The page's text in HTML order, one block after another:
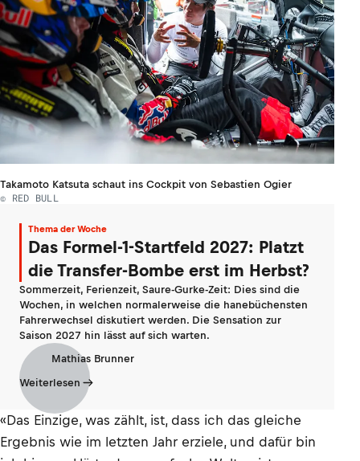
Takamoto Katsuta schaut ins Cockpit von Sebastien Ogier
© RED BULL
Thema der Woche
Das Formel-1-Startfeld 2027: Platzt
die Transfer-Bombe erst im Herbst?
Sommerzeit, Ferienzeit, Saure-Gurke-Zeit: Dies sind die
Wochen, in welchen normalerweise die hanebüchensten
Fahrerwechsel diskutiert werden. Die Sensation zur
Saison 2027 hin lässt auf sich warten.
Mathias Brunner
Weiterlesen
«Das Einzige, was zählt, ist, dass ich das gleiche
Ergebnis wie im letzten Jahr erziele, und dafür bin